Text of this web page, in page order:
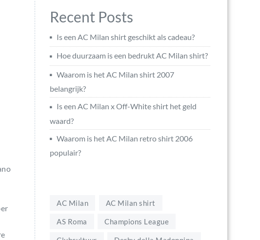
Recent Posts
Is een AC Milan shirt geschikt als cadeau?
Hoe duurzaam is een bedrukt AC Milan shirt?
Waarom is het AC Milan shirt 2007
belangrijk?
Is een AC Milan x Off-White shirt het geld
waard?
Waarom is het AC Milan retro shirt 2006
populair?
AC Milan AC Milan shirt
AS Roma Champions League